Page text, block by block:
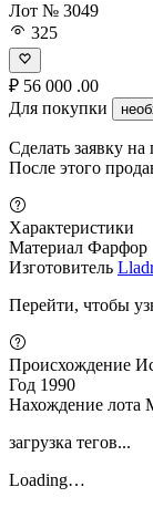
Лот № 3049
325
₽ 56 000 .00
Для покупки
Сделать заявку
После этого
Характеристики
Материал Фарфор
Изготовитель
Перейти, чтобы
Происхождение
Год 1990
Нахождение лота
загрузка тегов...
Loading…